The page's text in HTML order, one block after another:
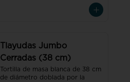
asiento, pasta de frijol con toque
de hoja de aguacate, quesillo y
Tlayudas Jumbo
Cerradas (38 cm)
Tortilla de masa blanca de 38 cm
de diámetro doblada por la